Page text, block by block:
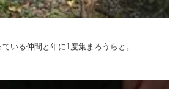
いる仲間と年に1度集まろうらと。